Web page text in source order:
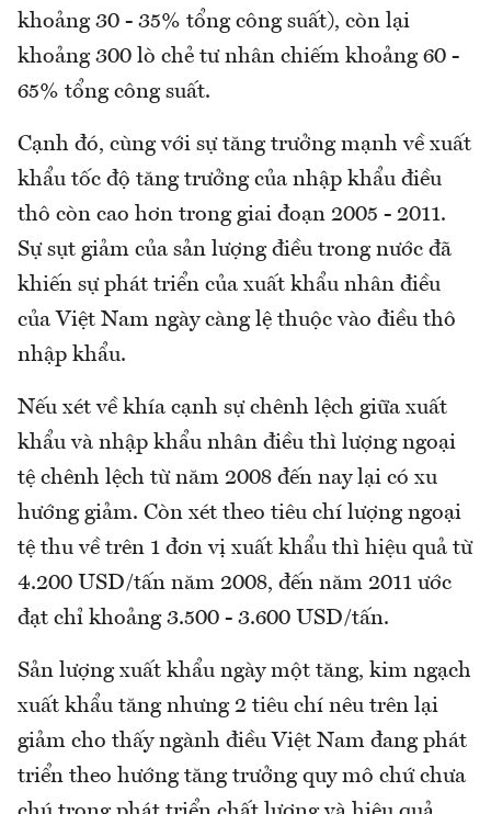
khoảng 30 - 35% tổng công suất), còn lại
khoảng 300 lò chẻ tư nhân chiếm khoảng 60 -
65% tổng công suất.
Cạnh đó, cùng với sự tăng trưởng mạnh về xuất
khẩu tốc độ tăng trưởng của nhập khẩu điều
thô còn cao hơn trong giai đoạn 2005 - 2011.
Sự sụt giảm của sản lượng điều trong nước đã
khiến sự phát triển của xuất khẩu nhân điều
của Việt Nam ngày càng lệ thuộc vào điều thô
nhập khẩu.
Nếu xét về khía cạnh sự chênh lệch giữa xuất
khẩu và nhập khẩu nhân điều thì lượng ngoại
tệ chênh lệch từ năm 2008 đến nay lại có xu
hướng giảm. Còn xét theo tiêu chí lượng ngoại
tệ thu về trên 1 đơn vị xuất khẩu thì hiệu quả từ
4.200 USD/tấn năm 2008, đến năm 2011 ước
đạt chỉ khoảng 3.500 - 3.600 USD/tấn.
Sản lượng xuất khẩu ngày một tăng, kim ngạch
xuất khẩu tăng nhưng 2 tiêu chí nêu trên lại
giảm cho thấy ngành điều Việt Nam đang phát
triển theo hướng tăng trưởng quy mô chứ chưa